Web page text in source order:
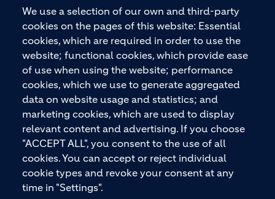
We use a selection of our own and third-party
cookies on the pages of this website: Essential
cookies, which are required in order to use the
website; functional cookies, which provide ease
of use when using the website; performance
cookies, which we use to generate aggregated
data on website usage and statistics; and
marketing cookies, which are used to display
relevant content and advertising. If you choose
"ACCEPT ALL", you consent to the use of all
cookies. You can accept or reject individual
cookie types and revoke your consent at any
time in "Settings".
KONTAKTIEREN SIE UNS
2026“ ausgezeichnet. Holcim bietet hochwertige
Baustoffe und integrierte Baulösungen für den
gesamten Bauprozess – vom Fundament über den
Boden bis zu Wänden und Dächern – mit
Premiummarken wie ECOPact, ECOPlanet,
ECOCycle und Ytong.